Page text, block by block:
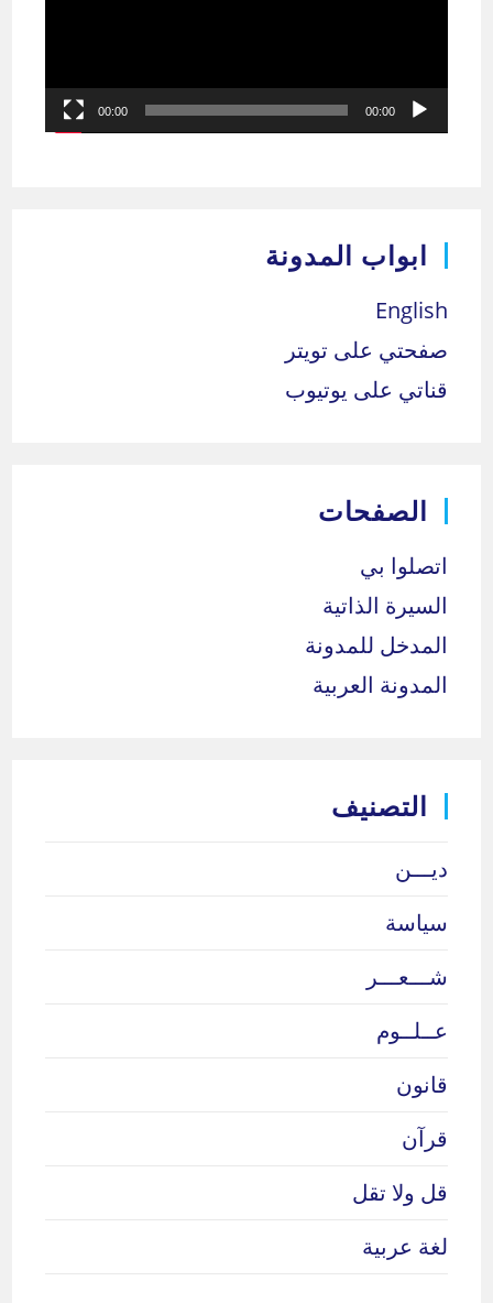
00:00
00:00
ابواب المدونة
English
صفحتي على تويتر
قناتي على يوتيوب
الصفحات
اتصلوا بي
السيرة الذاتية
المدخل للمدونة
المدونة العربية
التصنيف
ديـــن
سياسة
شـــعـــر
عــلــوم
قانون
قرآن
قل ولا تقل
لغة عربية